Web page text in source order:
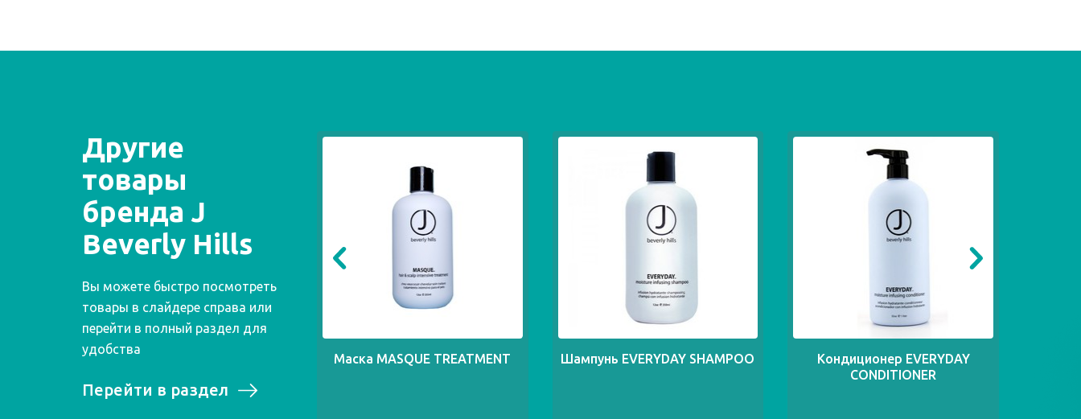
Другие
товары
бренда J
Beverly Hills
Вы можете быстро посмотреть
товары в слайдере справа или
перейти в полный раздел для
удобства
Перейти в раздел
Маска MASQUE TREATMENT Шампунь EVERYDAY SHAMPOO
Кондиционер EVERYDAY
CONDITIONER